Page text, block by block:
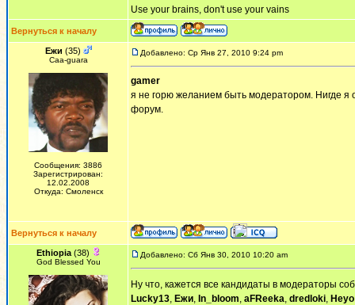
Use your brains, don't use your vains
Вернуться к началу
Ежи (35)
Сaa-guara
Сообщения: 3886
Зарегистрирован:
12.02.2008
Откуда: Смоленск
Добавлено: Ср Янв 27, 2010 9:24 pm
gamer
я не горю желанием быть модератором. Нигде я
форум.
Вернуться к началу
Ethiopia(38)
God Blessed You
Добавлено: Сб Янв 30, 2010 10:20 am
Ну что, кажется все кандидаты в модераторы
Lucky13, Ежи, In_bloom, aFReeka, dredloki, Heyo